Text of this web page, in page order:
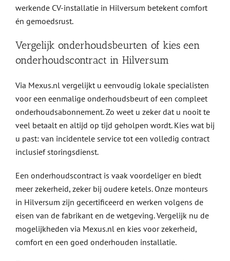
werkende CV-installatie in Hilversum betekent comfort
én gemoedsrust.
Vergelijk onderhoudsbeurten of kies een
onderhoudscontract in Hilversum
Via Mexus.nl vergelijkt u eenvoudig lokale specialisten
voor een eenmalige onderhoudsbeurt of een compleet
onderhoudsabonnement. Zo weet u zeker dat u nooit te
veel betaalt en altijd op tijd geholpen wordt. Kies wat bij
u past: van incidentele service tot een volledig contract
inclusief storingsdienst.
Een onderhoudscontract is vaak voordeliger en biedt
meer zekerheid, zeker bij oudere ketels. Onze monteurs
in Hilversum zijn gecertificeerd en werken volgens de
eisen van de fabrikant en de wetgeving. Vergelijk nu de
mogelijkheden via Mexus.nl en kies voor zekerheid,
comfort en een goed onderhouden installatie.